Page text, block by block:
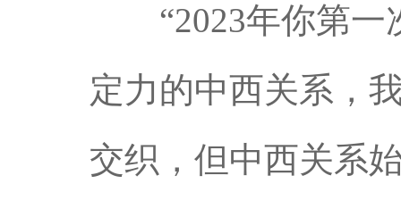
“2023年你第一
定力的中西关系，
交织，但中西关系